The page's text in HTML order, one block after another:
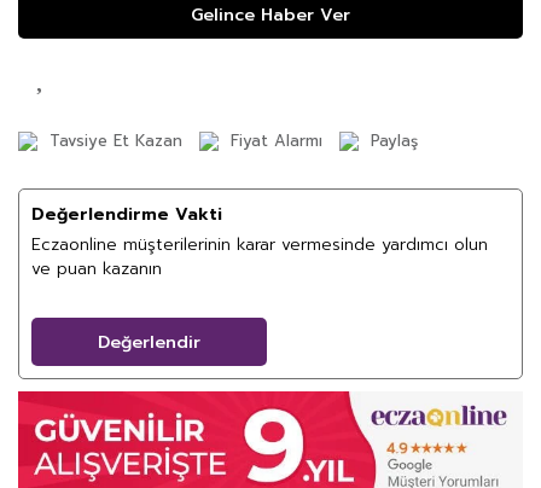
Gelince Haber Ver
Tavsiye Et Kazan Fiyat Alarmı Paylaş
Değerlendirme Vakti
Eczaonline müşterilerinin karar vermesinde yardımcı olun
ve puan kazanın
Değerlendir